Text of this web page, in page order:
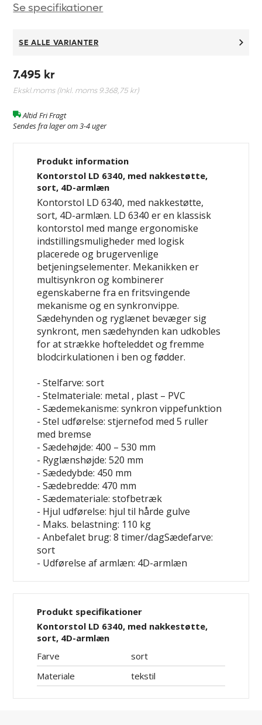
Se specifikationer
SE ALLE VARIANTER
7.495 kr
Ekskl.moms (Inkl. moms9.368,75 kr)
Altid Fri Fragt
Sendes fra lager om 3-4 uger
Produkt information
Kontorstol LD 6340, med nakkestøtte,
sort, 4D-armlæn
Kontorstol LD 6340, med nakkestøtte,
sort, 4D-armlæn. LD 6340 er en klassisk
kontorstol med mange ergonomiske
indstillingsmuligheder med logisk
placerede og brugervenlige
betjeningselementer. Mekanikken er
multisynkron og kombinerer
egenskaberne fra en fritsvingende
mekanisme og en synkronvippe.
Sædehynden og ryglænet bevæger sig
synkront, men sædehynden kan udkobles
for at strække hofteleddet og fremme
blodcirkulationen i ben og fødder.
- Stelfarve: sort
- Stelmateriale: metal , plast – PVC
- Sædemekanisme: synkron vippefunktion
- Stel udførelse: stjernefod med 5 ruller
med bremse
- Sædehøjde: 400 – 530 mm
- Ryglænshøjde: 520 mm
- Sædedybde: 450 mm
- Sædebredde: 470 mm
- Sædemateriale: stofbetræk
- Hjul udførelse: hjul til hårde gulve
- Maks. belastning: 110 kg
- Anbefalet brug: 8 timer/dagSædefarve:
sort
- Udførelse af armlæn: 4D-armlæn
Produkt specifikationer
Kontorstol LD 6340, med nakkestøtte,
sort, 4D-armlæn
Farve
sort
Materiale
tekstil